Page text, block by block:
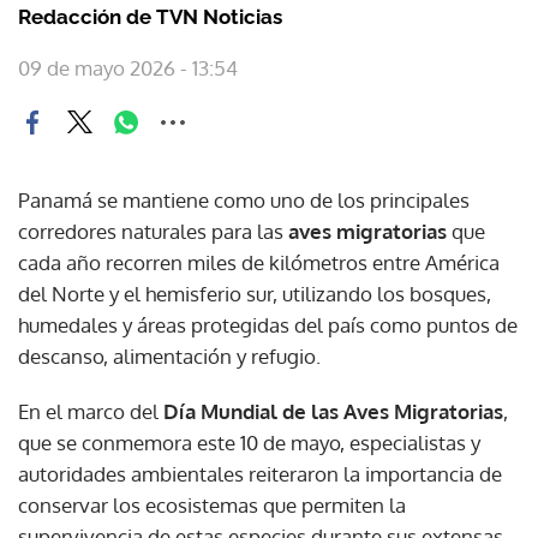
Redacción de TVN Noticias
09 de mayo 2026 - 13:54
Panamá se mantiene como uno de los principales
corredores naturales para lasaves migratoriasque
cada año recorren miles de kilómetros entre América
del Norte y el hemisferio sur, utilizando los bosques,
humedales y áreas protegidas del país como puntos de
descanso, alimentación y refugio.
En el marco del Día Mundial de las Aves Migratorias,
que se conmemora este 10 de mayo, especialistas y
autoridades ambientales reiteraron la importancia de
conservar los ecosistemas que permiten la